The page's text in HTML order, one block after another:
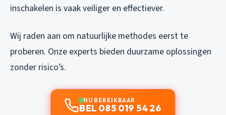
inschakelen is vaak veiliger en effectiever.
Wij raden aan om natuurlijke methodes eerst te
proberen. Onze experts bieden duurzame oplossingen
zonder risico’s.
NU BEREIKBAAR
BEL 085 019 54 26